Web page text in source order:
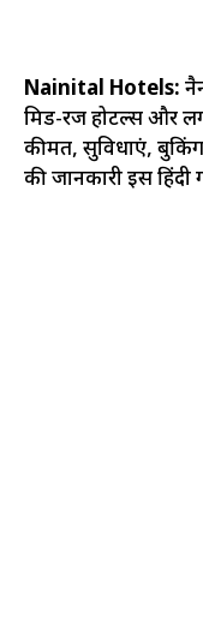
Nainital Hotels:
मिड-रेंज होटल्स और
कीमत, सुविधाएं,
की जानकारी इस हिंदी